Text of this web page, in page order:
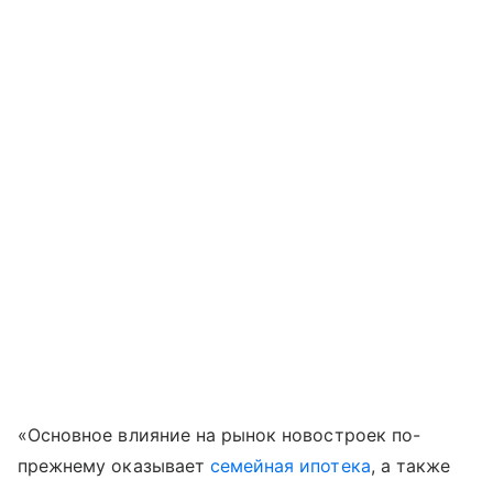
«Основное влияние на рынок новостроек по-
прежнему оказывает семейная ипотека, а также